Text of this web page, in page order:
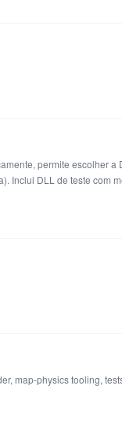
permite escolher
Inclui DLL de teste com
map-physics tooling,